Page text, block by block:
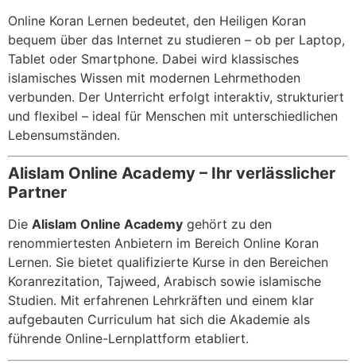
Online Koran Lernen bedeutet, den Heiligen Koran
bequem über das Internet zu studieren – ob per Laptop,
Tablet oder Smartphone. Dabei wird klassisches
islamisches Wissen mit modernen Lehrmethoden
verbunden. Der Unterricht erfolgt interaktiv, strukturiert
und flexibel – ideal für Menschen mit unterschiedlichen
Lebensumständen.
Alislam Online Academy – Ihr verlässlicher
Partner
Die Alislam Online Academy gehört zu den
renommiertesten Anbietern im Bereich Online Koran
Lernen. Sie bietet qualifizierte Kurse in den Bereichen
Koranrezitation, Tajweed, Arabisch sowie islamische
Studien. Mit erfahrenen Lehrkräften und einem klar
aufgebauten Curriculum hat sich die Akademie als
führende Online-Lernplattform etabliert.